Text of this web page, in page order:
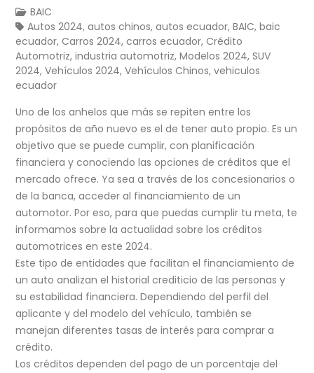
BAIC
Autos 2024,autos chinos,autos ecuador,BAIC,baic
ecuador,Carros 2024,carros ecuador,Crédito
Automotriz,industria automotriz,Modelos 2024,SUV
2024,Vehículos 2024,Vehículos Chinos,vehiculos
ecuador
Uno de los anhelos que más se repiten entre los
propósitos de año nuevo es el de tener auto propio. Es un
objetivo que se puede cumplir, con planificación
financiera y conociendo las opciones de créditos que el
mercado ofrece. Ya sea a través de los concesionarios o
de la banca, acceder al financiamiento de un
automotor. Por eso, para que puedas cumplir tu meta, te
informamos sobre la actualidad sobre los créditos
automotrices en este 2024.
Este tipo de entidades que facilitan el financiamiento de
un auto analizan el historial crediticio de las personas y
su estabilidad financiera. Dependiendo del perfil del
aplicante y del modelo del vehículo, también se
manejan diferentes tasas de interés para comprar a
crédito.
Los créditos dependen del pago de un porcentaje del